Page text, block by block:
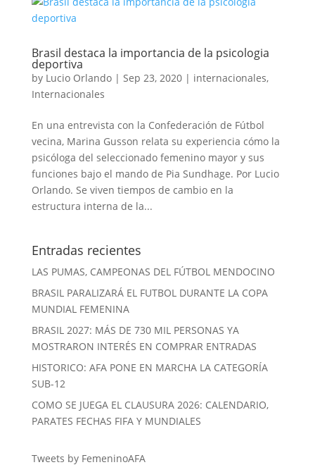
Brasil destaca la importancia de la psicologia
deportiva
by Lucio Orlando| Sep 23, 2020| internacionales,
Internacionales
En una entrevista con la Confederación de Fútbol
vecina, Marina Gusson relata su experiencia cómo la
psicóloga del seleccionado femenino mayor y sus
funciones bajo el mando de Pia Sundhage. Por Lucio
Orlando. Se viven tiempos de cambio en la
estructura interna de la...
Entradas recientes
LAS PUMAS, CAMPEONAS DEL FÚTBOL MENDOCINO
BRASIL PARALIZARÁ EL FUTBOL DURANTE LA COPA
MUNDIAL FEMENINA
BRASIL 2027: MÁS DE 730 MIL PERSONAS YA
MOSTRARON INTERÉS EN COMPRAR ENTRADAS
HISTORICO: AFA PONE EN MARCHA LA CATEGORÍA
SUB-12
COMO SE JUEGA EL CLAUSURA 2026: CALENDARIO,
PARATES FECHAS FIFA Y MUNDIALES
Tweets by FemeninoAFA